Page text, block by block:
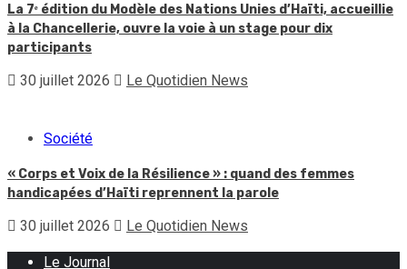
La 7ᵉ édition du Modèle des Nations Unies d’Haïti, accueillie
à la Chancellerie, ouvre la voie à un stage pour dix
participants
30 juillet 2026 Le Quotidien News
Société
« Corps et Voix de la Résilience » : quand des femmes
handicapées d’Haïti reprennent la parole
30 juillet 2026 Le Quotidien News
Le Journal